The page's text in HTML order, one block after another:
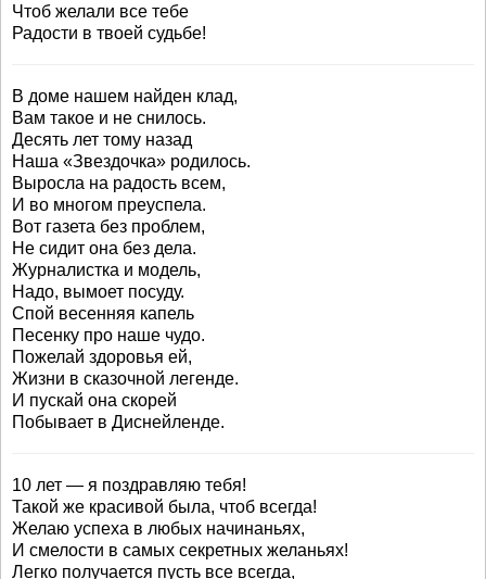
Чтоб желали все тебе
Радости в твоей судьбе!
В доме нашем найден клад,
Вам такое и не снилось.
Десять лет тому назад
Наша «Звездочка» родилось.
Выросла на радость всем,
И во многом преуспела.
Вот газета без проблем,
Не сидит она без дела.
Журналистка и модель,
Надо, вымоет посуду.
Спой весенняя капель
Песенку про наше чудо.
Пожелай здоровья ей,
Жизни в сказочной легенде.
И пускай она скорей
Побывает в Диснейленде.
10 лет — я поздравляю тебя!
Такой же красивой была, чтоб всегда!
Желаю успеха в любых начинаньях,
И смелости в самых секретных желаньях!
Легко получается пусть все всегда,